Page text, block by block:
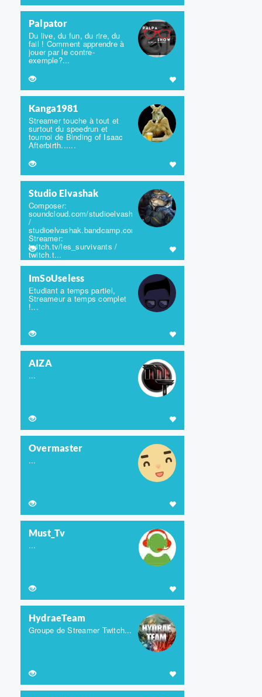
Palpator
Du live, du fun, du rire, du
fail ! Comment apprendre à
jouer par le contre-
exemple?...
Kanga1981
Streamer touche à tout et
surtout du speedrun et
tournoi de Binding of Isaac
Afterbirth......
Studio Elvashak
Composer:
soundcloud.com/studioelvashak
/
studioelvashak.bandcamp.com
Streamer:
twitch.tv/les_survivants /
twitch.t...
ImSoUseless
Etudiant a temps partiel,
Streameur a temps complet
!...
AIZA
...
Overmaster
...
Must_Tv
...
HydraeTeam
Groupe de Streamer Twitch...